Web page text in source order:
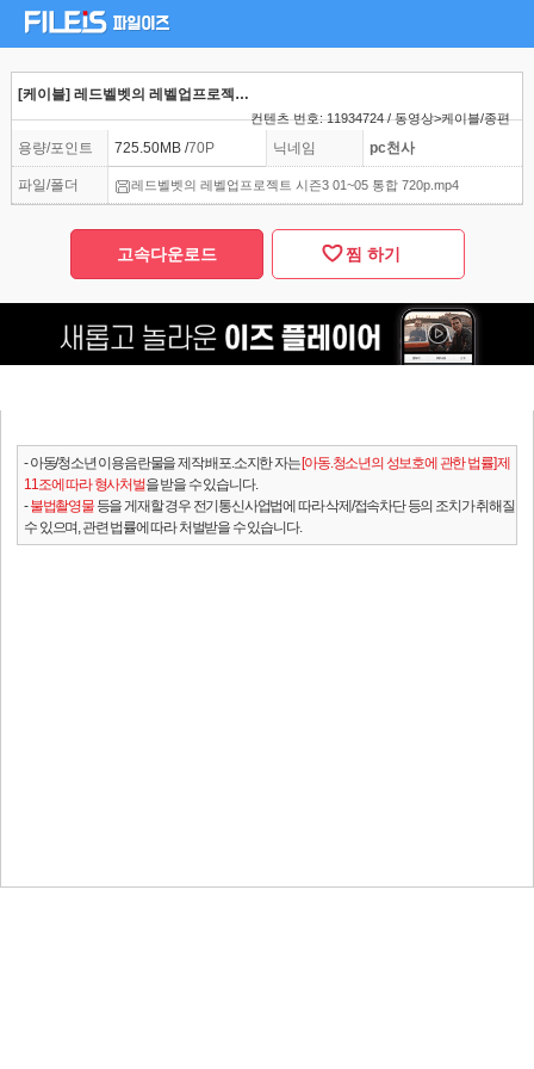
[케이블] 레드벨벳의 레벨업프로젝트 시즌3 01~05 통합 720p
컨텐츠 번호: 11934724 / 동영상>케이블/종편
용량/포인트 725.50MB /70P 닉네임 pc천사
파일/폴더 레드벨벳의 레벨업프로젝트 시즌3 01~05 통합 720p.mp4
고속다운로드 찜 하기
- 아동/청소년 이용음란물을 제작.배포.소지한 자는[아동.청소년의 성보호에 관한 법률] 제
11조에 따라 형사처벌을 받을 수 있습니다.
-불법촬영물 등을 게재할 경우 전기통신사업법에 따라 삭제/접속차단 등의 조치가 취해질
수 있으며, 관련 법률에 따라 처벌받을 수 있습니다.